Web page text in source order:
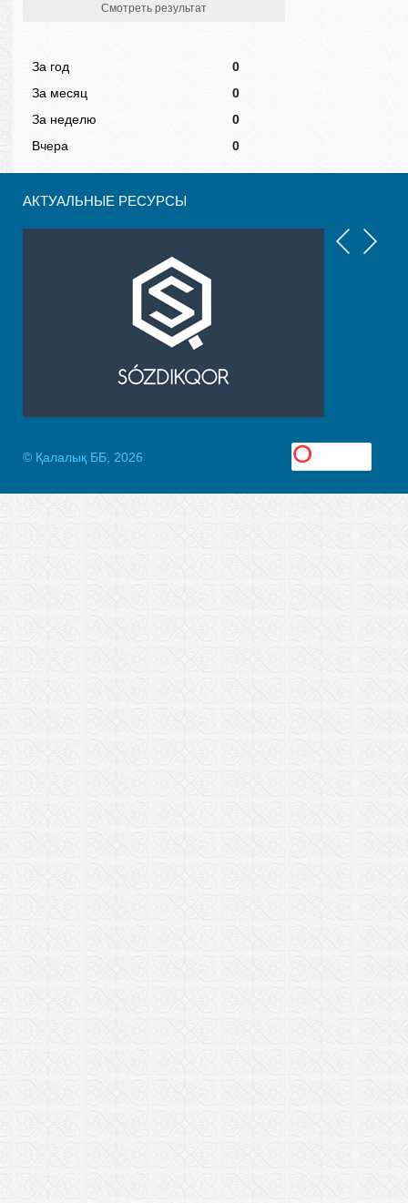
Смотреть результат
За год
0
За месяц
0
За неделю
0
Вчера
0
АКТУАЛЬНЫЕ РЕСУРСЫ
© Қалалық ББ, 2026